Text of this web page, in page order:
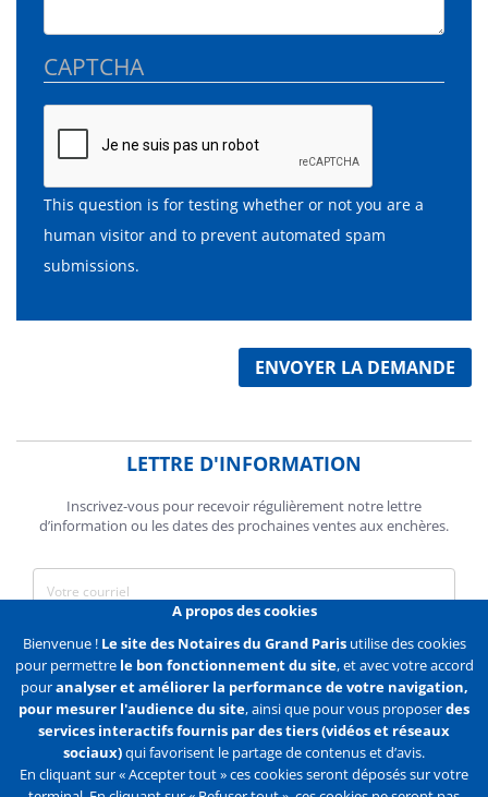
CAPTCHA
This question is for testing whether or not you are a
human visitor and to prevent automated spam
submissions.
ENVOYER LA DEMANDE
LETTRE D'INFORMATION
Inscrivez-vous pour recevoir régulièrement notre lettre
d’information ou les dates des prochaines ventes aux enchères.
J'accepte de recevoir des communications de la Chambre des
Notaires de Paris.
En savoir plus
S'abonner
A propos des cookies
Bienvenue ! Le site des Notaires du Grand Parisutilise des cookies
pour permettre le bon fonctionnement du site, et avec votre accord
pouranalyser et améliorer la performance de votre navigation,
pour mesurer l'audience du site, ainsi que pour vous proposerdes
services interactifs fournis par des tiers (vidéos et réseaux
sociaux)qui favorisent le partage de contenus et d’avis.
En cliquant sur « Accepter tout » ces cookies seront déposés sur votre